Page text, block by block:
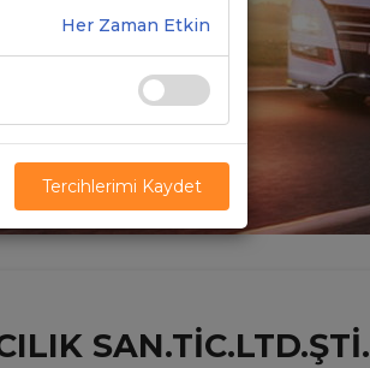
SAN.TIC.LTD.ŞTI.
Her Zaman Etkin
Tercihlerimi Kaydet